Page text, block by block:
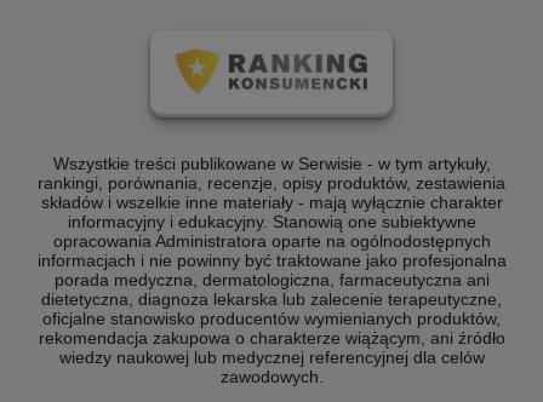
Wszystkie treści publikowane w Serwisie - w tym artykuły,
rankingi, porównania, recenzje, opisy produktów, zestawienia
składów i wszelkie inne materiały - mają wyłącznie charakter
informacyjny i edukacyjny. Stanowią one subiektywne
opracowania Administratora oparte na ogólnodostępnych
informacjach i nie powinny być traktowane jako profesjonalna
porada medyczna, dermatologiczna, farmaceutyczna ani
dietetyczna, diagnoza lekarska lub zalecenie terapeutyczne,
oficjalne stanowisko producentów wymienianych produktów,
rekomendacja zakupowa o charakterze wiążącym, ani źródło
wiedzy naukowej lub medycznej referencyjnej dla celów
zawodowych.